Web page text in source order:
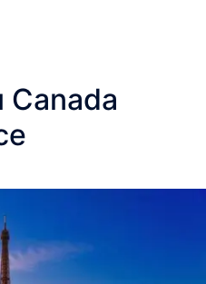
Canada